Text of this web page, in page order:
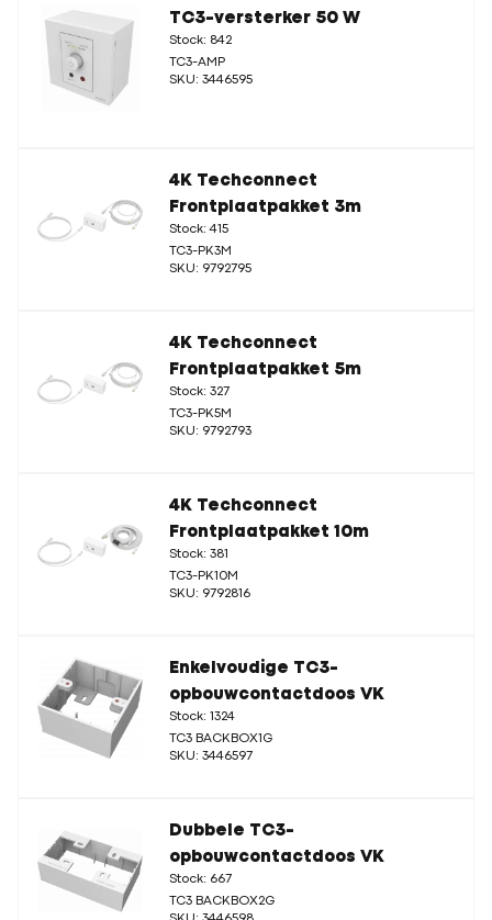
TC3-versterker 50 W
Stock: 842
TC3-AMP
SKU: 3446595
4K Techconnect
Frontplaatpakket 3m
Stock: 415
TC3-PK3M
SKU: 9792795
4K Techconnect
Frontplaatpakket 5m
Stock: 327
TC3-PK5M
SKU: 9792793
4K Techconnect
Frontplaatpakket 10m
Stock: 381
TC3-PK10M
SKU: 9792816
Enkelvoudige TC3-
opbouwcontactdoos VK
Stock: 1324
TC3 BACKBOX1G
SKU: 3446597
Dubbele TC3-
opbouwcontactdoos VK
Stock: 667
TC3 BACKBOX2G